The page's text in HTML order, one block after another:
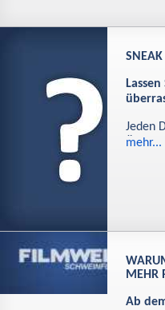
SNEAK
Jeden
Üb…
mehr...
MEHR
Ab